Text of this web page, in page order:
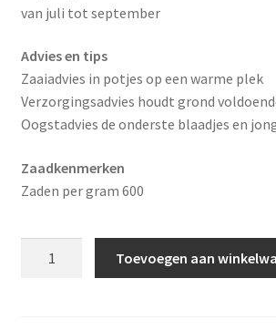
van juli tot september
Advies en tips
Zaaiadvies in potjes op een warme plek
Verzorgingsadvies houdt grond
Oogstadvies de onderste blaadjes en
Zaadkenmerken
Zaden per gram 600
Toevoegen aan